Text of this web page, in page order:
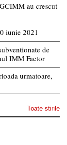
au crescut
iunie 2021
de
IMM Factor
urmatoare,
Toate stirile